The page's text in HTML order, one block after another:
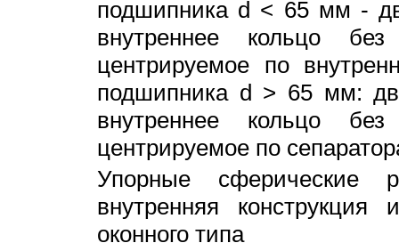
подшипника d < 65 мм -
внутреннее кольцо
центрируемое по
подшипника d > 65 мм:
внутреннее кольцо
центрируемое по
Упорные сферические
внутренняя
оконного типа